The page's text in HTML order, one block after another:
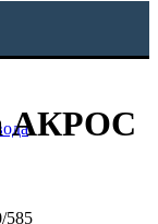
АКРОС
585